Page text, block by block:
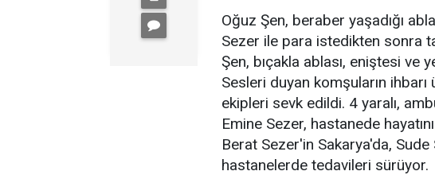
Oğuz Şen, beraber yaşadığı
Sezer ile para istedikten sonra
Şen, bıçakla ablası, eniştesi ve
Sesleri duyan komşuların
ekipleri sevk edildi. 4 yaralı,
Emine Sezer, hastanede
Berat Sezer'in Sakarya'da,
hastanelerde tedavileri sürüyor.